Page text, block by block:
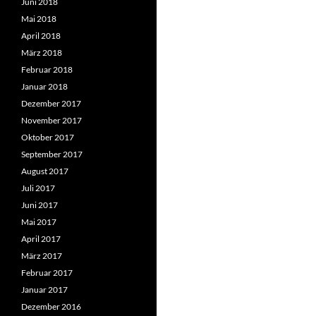
Mai 2018
April 2018
März 2018
Februar 2018
Januar 2018
Dezember 2017
November 2017
Oktober 2017
September 2017
August 2017
Juli 2017
Juni 2017
Mai 2017
April 2017
März 2017
Februar 2017
Januar 2017
Dezember 2016